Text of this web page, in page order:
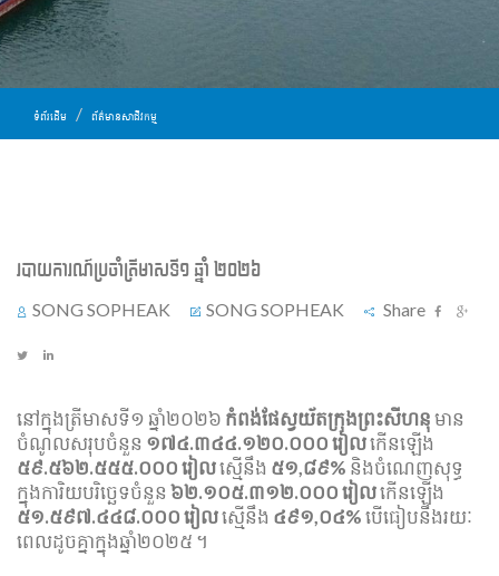
ទំព័រដើម ព័ត៌មានសាជីវកម្ម
របាយការណ៍​​ប្រចាំ​ត្រីមាសទី១ ឆ្នាំ ២០២៦
SONG SOPHEAK
SONG SOPHEAK Share
នៅក្នុងត្រីមាសទី១ ឆ្នំា២០២៦​ កំពង់ផែស្វយ័តក្រុងព្រះសីហនុមាន​
ចំណូលសរុបចំនួន ១៧៤.៣៤៤.១២០.០០០ រៀលកើនឡើង
៥៩.៥៦២.៥៥៥.០០០ រៀលស្មើនឹង ៥១,៨៩% និងចំណេញសុទ្ធ
ក្នុងការិយបរិច្ឆេទចំនួន ៦២.១០៥.៣១២.០០០រៀលកើនឡើង
៥១.៥៩៧.៤៤៨.០០០ រៀលស្មើនឹង ៤៩១,០៤%បើធៀបនឹងរយៈ
ពេលដូចគ្នាក្នុងឆ្នាំ២០២៥ ។​